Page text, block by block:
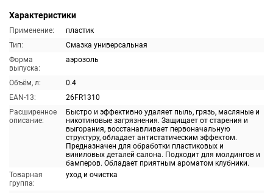
Характеристики
Применение:
пластик
Тип:
Смазка универсальная
Форма
выпуска:
аэрозоль
Объём, л:
0.4
EAN-13:
26FR1310
Расширенное
описание:
Быстро и эффективно удаляет пыль, грязь, масляные и
никотиновые загрязнения. Защищает от старения и
выгорания, восстанавливает первоначальную
структуру, обладает антистатическим эффектом.
Предназначен для обработки пластиковых и
виниловых деталей салона. Подходит для молдингов и
бамперов. Обладает приятным ароматом клубники.
Товарная
группа:
уход и очистка